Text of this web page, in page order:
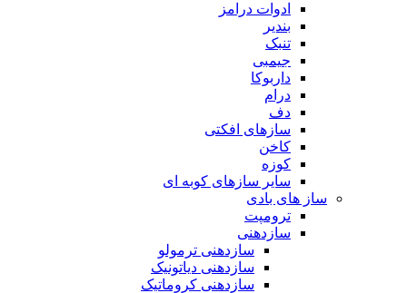
ادوات درامز
بندیر
تنبک
جیمبی
داربوکا
درام
دف
سازهای افکتی
کاخن
کوزه
سایر سازهای کوبه ای
ساز های بادی
ترومپت
سازدهنی
سازدهنی ترمولو
سازدهنی دیاتونیک
سازدهنی کروماتیک